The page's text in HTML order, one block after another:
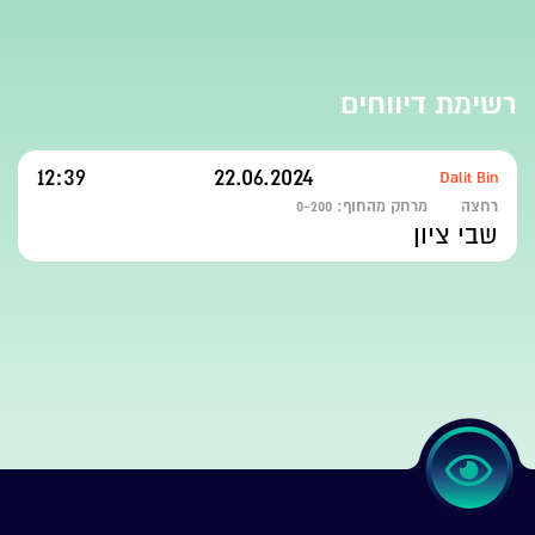
רשימת דיווחים
Dalit Bin
22.06.2024
12:39
רחצה מרחק מהחוף: 0-200
שבי ציון